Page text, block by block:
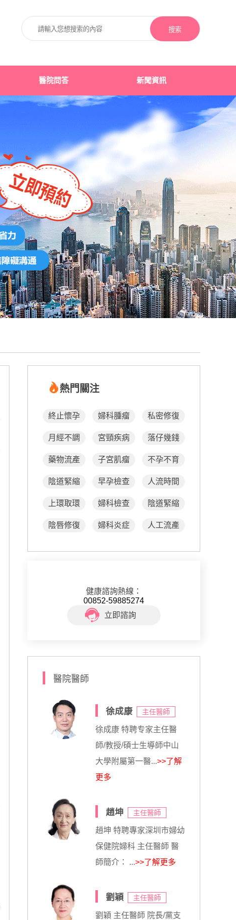
搜索
醫院問答 新聞資訊
熱門關注
終止懷孕 婦科腫瘤 私密修復
月經不調 宮頸疾病 落仔幾錢
藥物流產 子宮肌瘤 不孕不育
陰道緊縮 早孕檢查 人流時間
上環取環 婦科檢查 陰道緊縮
陰唇修復 婦科炎症 人工流產
健康諮詢熱線：
00852-59885274
立即諮詢
醫院醫師
徐成康 主任醫師
徐成康 特聘专家主任醫
師/教授/碩士生導師中山
大學附屬第一醫...>>了解
更多
趙坤 主任醫師
趙坤 特聘專家深圳市婦幼
保健院婦科 主任醫師 醫
師簡介： ...>>了解更多
劉穎 主任醫師
劉穎 主任醫師 院長/黨支